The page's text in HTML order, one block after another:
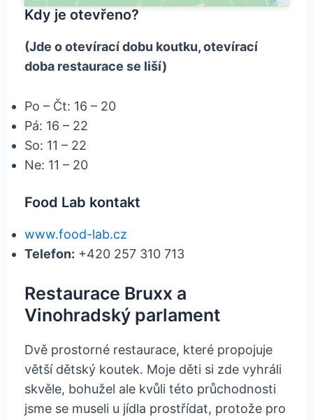
Kdy je otevřeno?
(Jde o otevírací dobu koutku, otevírací
doba restaurace se liší)
Po – Čt: 16 – 20
Pá: 16 – 22
So: 11 – 22
Ne: 11 – 20
Food Lab kontakt
www.food-lab.cz
Telefon: +420 257 310 713
Restaurace Bruxx a
Vinohradský parlament
Dvě prostorné restaurace, které propojuje
větší dětský koutek. Moje děti si zde vyhráli
skvěle, bohužel ale kvůli této průchodnosti
jsme se museli u jídla prostřídat, protože pro